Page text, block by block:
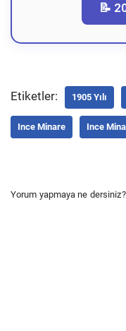
📝
Etiketler: 1905 Yılı
Ince Minare Ince
Yorum yapmaya ne dersiniz?